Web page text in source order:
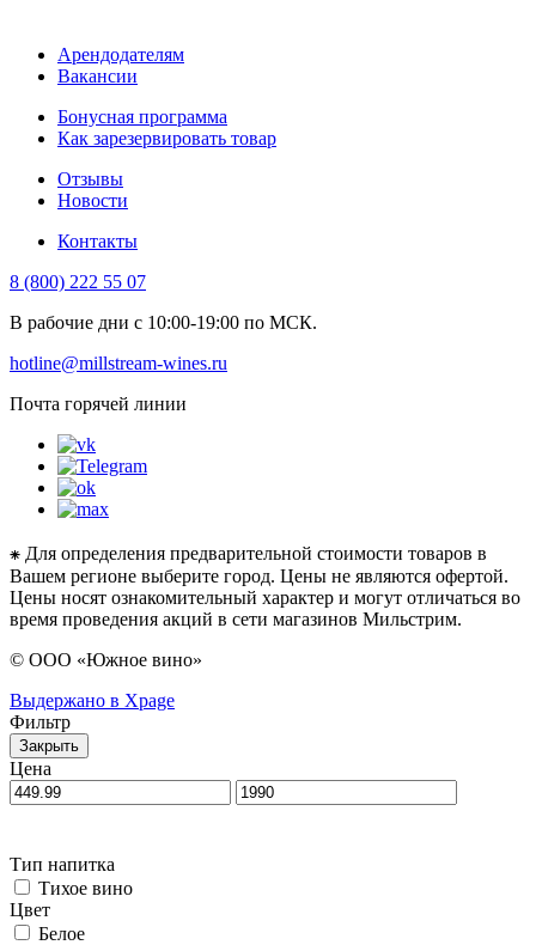
Арендодателям
Вакансии
Бонусная программа
Как зарезервировать товар
Отзывы
Новости
Контакты
8 (800) 222 55 07
В рабочие дни с 10:00-19:00 по МСК.
hotline@millstream-wines.ru
Почта горячей линии
⁕ Для определения предварительной стоимости товаров в
Вашем регионе выберите город. Цены не являются офертой.
Цены носят ознакомительный характер и могут отличаться во
время проведения акций в сети магазинов Мильстрим.
© ООО «Южное вино»
Выдержано в Xpage
Фильтр
Закрыть
Цена
Тип напитка
Тихое вино
Цвет
Белое